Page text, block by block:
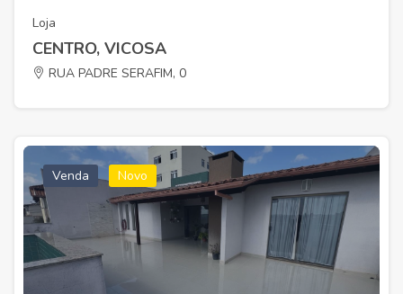
Loja
CENTRO, VICOSA
RUA PADRE SERAFIM, 0
Venda Novo